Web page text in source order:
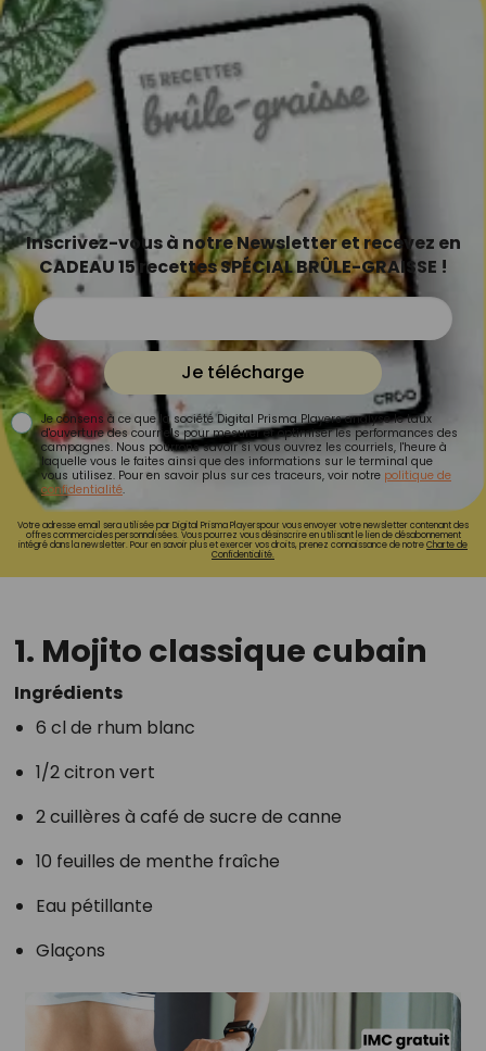
Inscrivez-vous à notre Newsletter et recevez en
CADEAU 15 recettes SPÉCIAL BRÛLE-GRAISSE !
Je télécharge
Je consens à ce que la société Digital Prisma Players analyse le taux
d'ouverture des courriels pour mesurer et optimiser les performances des
campagnes. Nous pourrons savoir si vous ouvrez les courriels, l'heure à
laquelle vous le faites ainsi que des informations sur le terminal que
vous utilisez. Pour en savoir plus sur ces traceurs, voir notre politique de
confidentialité.
Votre adresse email sera utilisée par Digital Prisma Playerspour vous envoyer votre newsletter contenant des
offres commerciales personnalisées. Vous pourrez vous désinscrire en utilisant le lien de désabonnement
intégré dans la newsletter. Pour en savoir plus et exercer vos droits, prenez connaissance de notreCharte de
Confidentialité.
1. Mojito classique cubain
Ingrédients
6 cl de rhum blanc
1/2 citron vert
2 cuillères à café de sucre de canne
10 feuilles de menthe fraîche
Eau pétillante
Glaçons